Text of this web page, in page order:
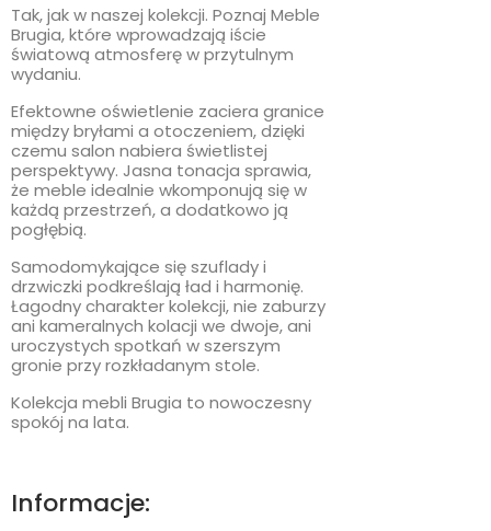
Tak, jak w naszej kolekcji. Poznaj Meble
Brugia, które wprowadzają iście
światową atmosferę w przytulnym
wydaniu.
Efektowne oświetlenie zaciera granice
między bryłami a otoczeniem, dzięki
czemu salon nabiera świetlistej
perspektywy. Jasna tonacja sprawia,
że meble idealnie wkomponują się w
każdą przestrzeń, a dodatkowo ją
pogłębią.
Samodomykające się szuflady i
drzwiczki podkreślają ład i harmonię.
Łagodny charakter kolekcji, nie zaburzy
ani kameralnych kolacji we dwoje, ani
uroczystych spotkań w szerszym
gronie przy rozkładanym stole.
Kolekcja mebli Brugia to nowoczesny
spokój na lata.
Informacje: